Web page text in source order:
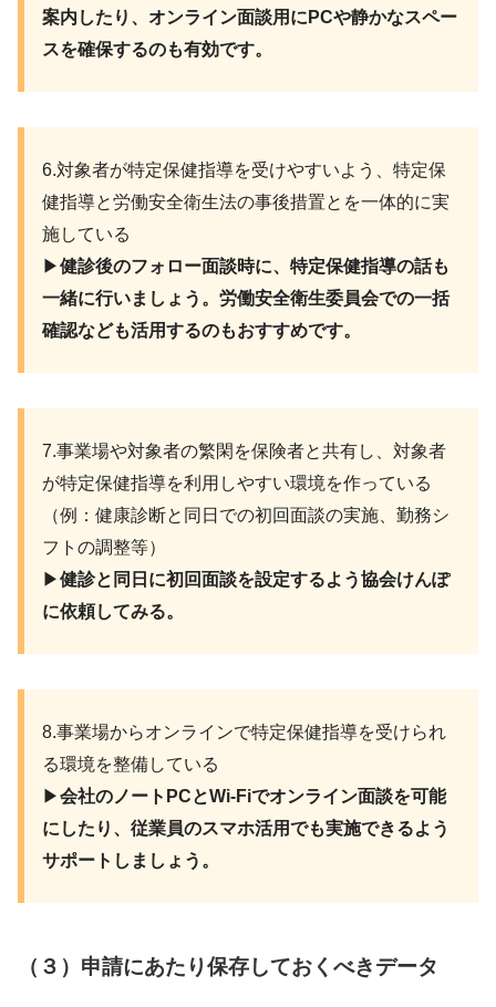
案内したり、オンライン面談用にPCや静かなスペー
スを確保するのも有効です。
6.対象者が特定保健指導を受けやすいよう、特定保
健指導と労働安全衛生法の事後措置とを一体的に実
施している
▶︎健診後のフォロー面談時に、特定保健指導の話も
一緒に行いましょう。労働安全衛生委員会での一括
確認なども活用するのもおすすめです。
7.事業場や対象者の繁閑を保険者と共有し、対象者
が特定保健指導を利用しやすい環境を作っている
（例：健康診断と同日での初回面談の実施、勤務シ
フトの調整等）
▶︎健診と同日に初回面談を設定するよう協会けんぽ
に依頼してみる。
8.事業場からオンラインで特定保健指導を受けられ
る環境を整備している
▶︎会社のノートPCとWi-Fiでオンライン面談を可能
にしたり、従業員のスマホ活用でも実施できるよう
サポートしましょう。
（３） 申請にあたり保存しておくべきデータ